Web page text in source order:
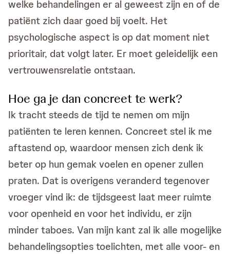
welke behandelingen er al geweest zijn en of de
patiënt zich daar goed bij voelt. Het
psychologische aspect is op dat moment niet
prioritair, dat volgt later. Er moet geleidelijk een
vertrouwensrelatie ontstaan.
Hoe ga je dan concreet te werk?
Ik tracht steeds de tijd te nemen om mijn
patiënten te leren kennen. Concreet stel ik me
aftastend op, waardoor mensen zich denk ik
beter op hun gemak voelen en opener zullen
praten. Dat is overigens veranderd tegenover
vroeger vind ik: de tijdsgeest laat meer ruimte
voor openheid en voor het individu, er zijn
minder taboes. Van mijn kant zal ik alle mogelijke
behandelingsopties toelichten, met alle voor- en